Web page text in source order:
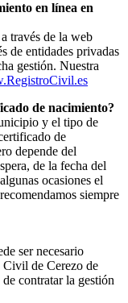
en línea en
través de la web
de entidades privadas
gestión. Nuestra
de nacimiento?
y el tipo de
de
depende del
de la fecha del
ocasiones el
siempre
ser necesario
Civil de Cerezo de
contratar la gestión